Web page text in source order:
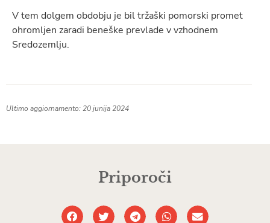
V tem dolgem obdobju je bil tržaški pomorski promet
ohromljen zaradi beneške prevlade v vzhodnem
Sredozemlju.
Ultimo aggiornamento: 20 junija 2024
Priporoči